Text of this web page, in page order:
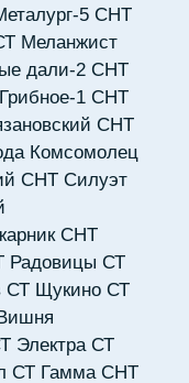
5 СНТ
Меланжист
дали-2 СНТ
1 СНТ
СНТ
Комсомолец
СНТ Силуэт
СНТ
Радовицы СТ
СТ Щукино СТ
Электра СТ
СТ Гамма СНТ